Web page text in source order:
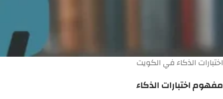
اختبارات الذكاء في الكويت
مفهوم اختبارات الذكاء